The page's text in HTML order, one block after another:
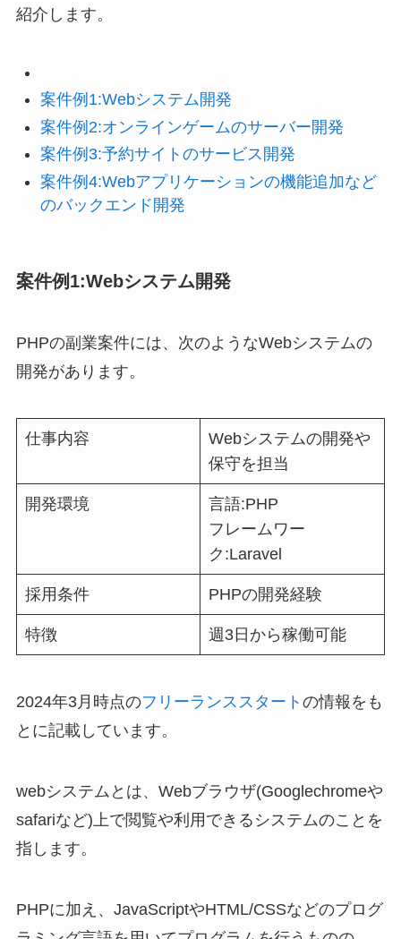
紹介します。
案件例1:Webシステム開発
案件例2:オンラインゲームのサーバー開発
案件例3:予約サイトのサービス開発
案件例4:Webアプリケーションの機能追加など
のバックエンド開発
案件例1:Webシステム開発
PHPの副業案件には、次のようなWebシステムの
開発があります。
仕事内容
Webシステムの開発や
保守を担当
開発環境
言語:PHP
フレームワー
ク:Laravel
採用条件 PHPの開発経験
特徴 週3日から稼働可能
2024年3月時点のフリーランススタート の情報をも
とに記載しています。
webシステムとは、Webブラウザ(Googlechromeや
safariなど)上で閲覧や利用できるシステムのことを
指します。
PHPに加え、JavaScriptやHTML/CSSなどのプログ